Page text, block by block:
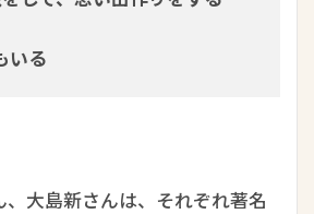
いる
、大島新さんは、それぞれ著名